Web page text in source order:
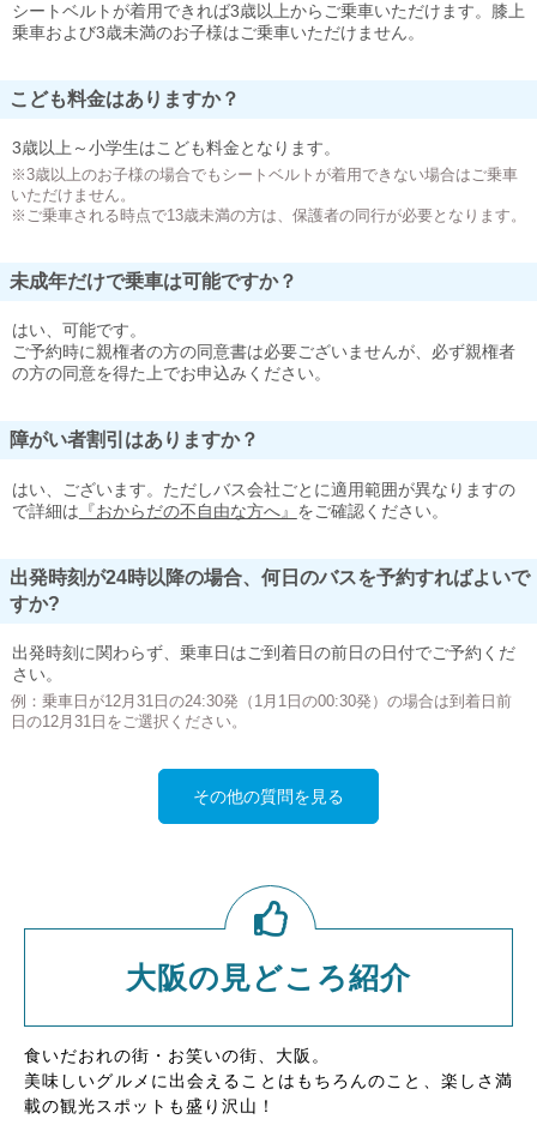
シートベルトが着用できれば3歳以上からご乗車いただけます。膝上
乗車および3歳未満のお子様はご乗車いただけません。
こども料金はありますか？
3歳以上～小学生はこども料金となります。
※3歳以上のお子様の場合でもシートベルトが着用できない場合はご乗車
いただけません。
※ご乗車される時点で13歳未満の方は、保護者の同行が必要となります。
未成年だけで乗車は可能ですか？
はい、可能です。
ご予約時に親権者の方の同意書は必要ございませんが、必ず親権者
の方の同意を得た上でお申込みください。
障がい者割引はありますか？
はい、ございます。ただしバス会社ごとに適用範囲が異なりますの
で詳細は 『おからだの不自由な方へ』 をご確認ください。
出発時刻が24時以降の場合、何日のバスを予約すればよいで
すか?
出発時刻に関わらず、乗車日はご到着日の前日の日付でご予約くだ
さい。
例：乗車日が12月31日の24:30発（1月1日の00:30発）の場合は到着日前
日の12月31日をご選択ください。
その他の質問を見る
大阪の見どころ紹介
食いだおれの街・お笑いの街、大阪。
美味しいグルメに出会えることはもちろんのこと、楽しさ満
載の観光スポットも盛り沢山！